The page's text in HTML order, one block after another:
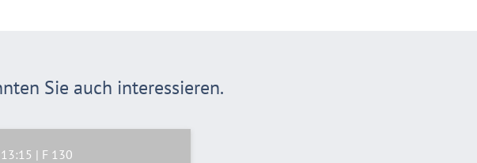
Sie auch interessieren.
13:15 | F 130